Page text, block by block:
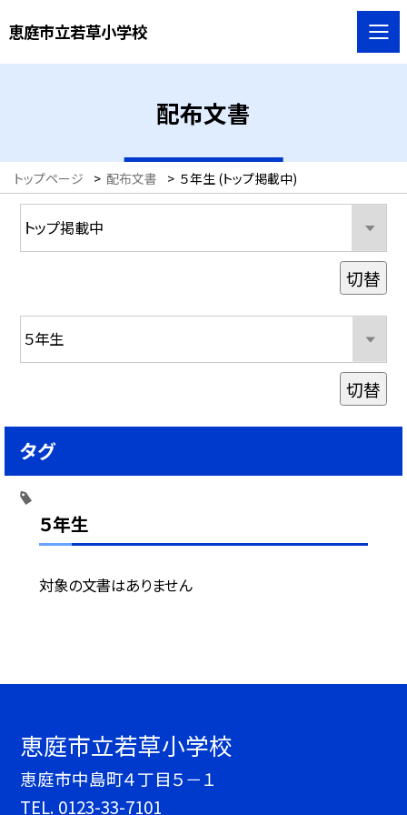
恵庭市立若草小学校
配布文書
トップページ > 配布文書 > ５年生 (トップ掲載中)
５年生
対象の文書はありません
切替
切替
タグ
恵庭市立若草小学校
恵庭市中島町４丁目５－１
TEL. 0123-33-7101